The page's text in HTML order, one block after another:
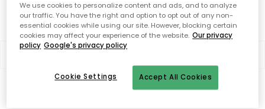
HALSKETTEN SCH
MUCKSCHATULLEN
Anzeigen (48)
We use cookies to personalize content and ads, and to analyze
our traffic. You have the right and option to opt out of any non-
essential cookies while using our site. However, blocking certain
cookies may affect your experience of the website. Our privacy
policy Google's privacy policy
Accept All Cookies
Cookie Settings